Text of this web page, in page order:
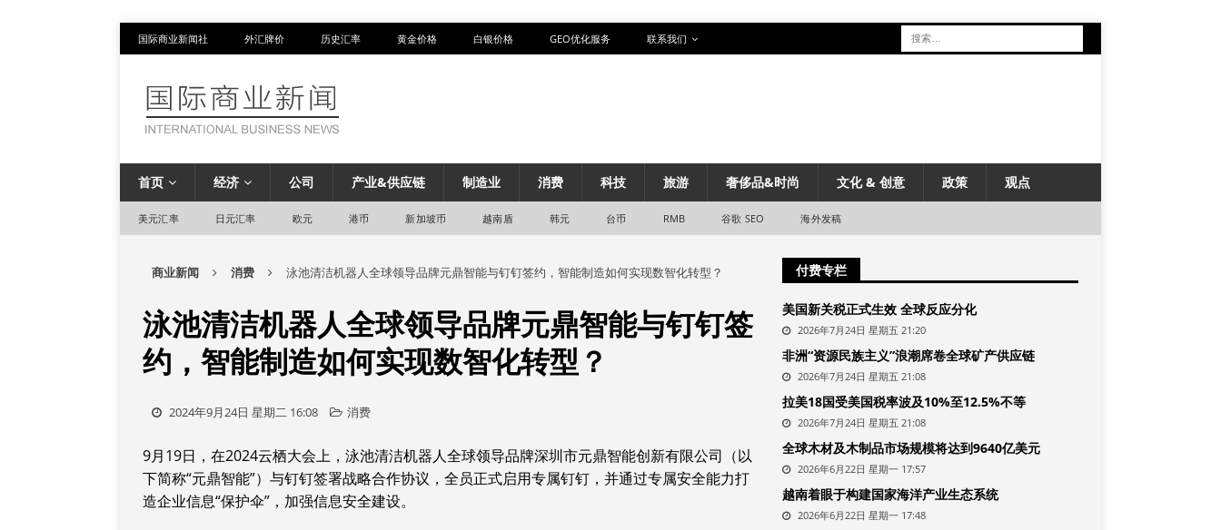
国际商业新闻社 外汇牌价 历史汇率 黄金价格 白银价格 GEO优化服务 联系我们
首页 经济 公司 产业&供应链 制造业 消费 科技 旅游 奢侈品&时尚 文化 & 创意 政策 观点
美元汇率 日元汇率 欧元 港币 新加坡币 越南盾 韩元 台币 RMB 谷歌 SEO 海外发稿
商业新闻 消费 泳池清洁机器人全球领导品牌元鼎智能与钉钉签约，智能制造如何实现数智化转型？
泳池清洁机器人全球领导品牌元鼎智能与钉钉签
约，智能制造如何实现数智化转型？
2024年9月24日 星期二 16:08 消费
9月19日，在2024云栖大会上，泳池清洁机器人全球领导品牌深圳市元鼎智能创新有限公司（以
下简称“元鼎智能”）与钉钉签署战略合作协议，全员正式启用专属钉钉，并通过专属安全能力打
造企业信息“保护伞”，加强信息安全建设。
付费专栏
美国新关税正式生效 全球反应分化
2026年7月24日 星期五 21:20
非洲“资源民族主义”浪潮席卷全球矿产供应链
2026年7月24日 星期五 21:08
拉美18国受美国税率波及10%至12.5%不等
2026年7月24日 星期五 21:08
全球木材及木制品市场规模将达到9640亿美元
2026年6月22日 星期一 17:57
越南着眼于构建国家海洋产业生态系统
2026年6月22日 星期一 17:48